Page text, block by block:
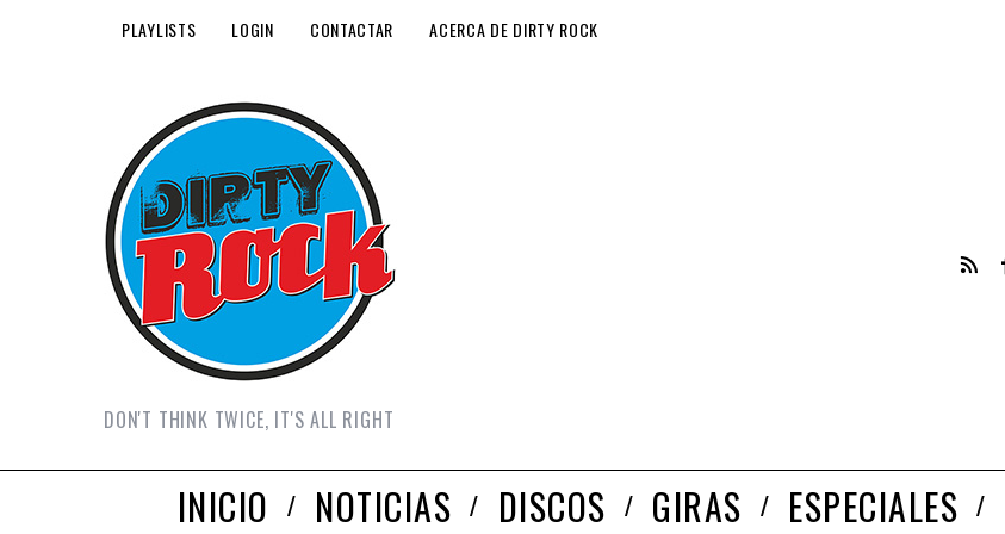
PLAYLISTS LOGIN CONTACTAR ACERCA DE DIRTY ROCK
DON'T THINK TWICE, IT'S ALL RIGHT
INICIO NOTICIAS DISCOS GIRAS ESPECIALES